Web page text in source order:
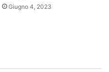
Giugno 4, 2023